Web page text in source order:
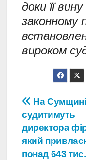
доки її
законному
вироком
Навігація
записів
На Сумщині
судитимуть
директора
який
понад 643